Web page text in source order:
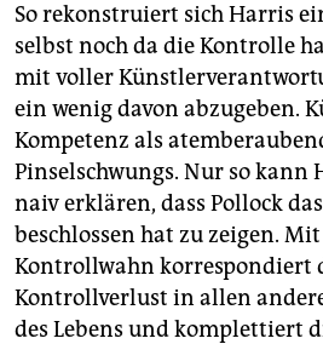
So rekonstruiert sich Harris
selbst noch da die Kontrolle
mit voller
ein wenig davon abzugeben.
Kompetenz als
Pinselschwungs. Nur so kann
naiv erklären, dass Pollock
beschlossen hat zu zeigen.
Kontrollwahn korrespondiert
Kontrollverlust in allen
des Lebens und komplettiert